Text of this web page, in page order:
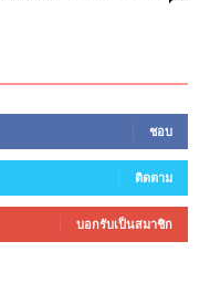
ชอบ
ติดตาม
บอกรับเป็นสมาชิก